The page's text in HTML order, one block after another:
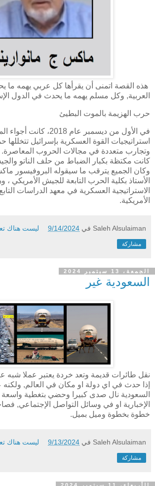
هذه القصة اتمنى أن يقرأها كل عربي يهمه ما
العربية, وكل مسلم يهمه ما يحدث في الدول
حرب الهزيمة بالموت البطيئ
في الأول من ديسمبر عام
استراتيجيات القوة العسكرية بإسرائيل
وتجارب متعددة في مجالات الحروب المعاصرة.
كانت مكتظة بكبار الضباط من حلف الناتو
وكان الجميع يترقب ما سيقوله البروفيسور
الأستاذ بكلية الحرب التابعة للجيش الأمريكي ،
الاستراتيجية العسكرية في معهد الدراسات
الأمريكية.
Saleh Alsulaiman في 9/14/2024 ليست هناك
مشاركة
الجمعة، 13 سبتمبر 2024
السعودية غير
نقل طائرات قديمة وتعد خردة يعتبر عملا شبه
إذا حدث في اي دولة او مكان في العالم,
السعودية نال صدى كبيرا وحضي بتغطية
الإخبارية او في وسائل التواصل الإجتماعي,
خطوة بخطوة وميل بميل.
Saleh Alsulaiman في 9/13/2024 ليست هناك
مشاركة